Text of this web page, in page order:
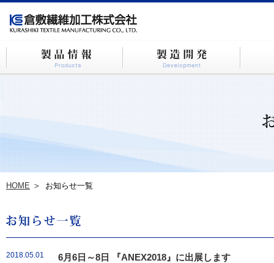
HOME お知らせ一覧
2018.05.01 6月6日～8日 『ANEX2018』に出展します